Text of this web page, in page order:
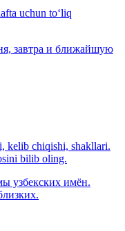
uchun to‘liq
завтра и ближайшую
kelib chiqishi, shakllari.
bilib oling.
узбекских имён.